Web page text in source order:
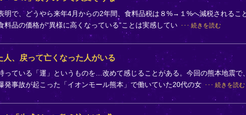
明で、どうやら来年4月からの2年間、食料品税は８%→１%へ減税されるこ
料品の価格が“異様に高くなっている”ことは実感してい
続きを読む
人、戻って亡くなった人がいる
っている「運」というものを…改めて感じることがある。今回の熊本地震で
発事故が起こった「イオンモール熊本」で働いていた20代の女
続きを読む